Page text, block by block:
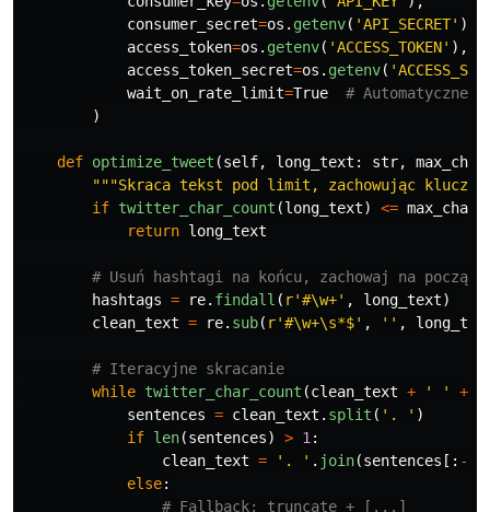
consumer_secret=os . getenv( 'API_SECRET' ),
access_token=os . getenv( 'ACCESS_TOKEN' ),
access_token_secret=os . getenv( '
wait_on_rate_limit=True
)
def optimize_tweet (self, long_text : str,
"""Skraca tekst pod limit, zachowując
if twitter_char_count (long_text) <= max_chars
return long_text
hashtags = re. findall ( r'#\w+' , long_text)
clean_text = re. sub( r'#\w+\s*$' , '' ,
while twitter_char_count (clean_text + ' ' +
sentences = clean_text . split ( ' . ' )
if len(sentences) > 1 :
clean_text = ' . ' . join(sentences [: -
else: